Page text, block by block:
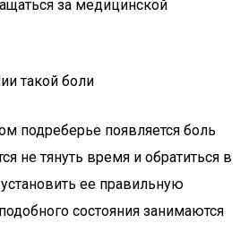
за медицинской
такой боли
подреберье появляется боль
не тянуть время и обратиться в
ее правильную
состояния занимаются